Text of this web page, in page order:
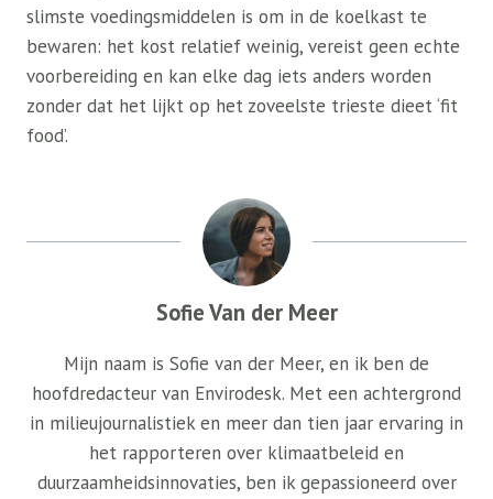
slimste voedingsmiddelen is om in de koelkast te
bewaren: het kost relatief weinig, vereist geen echte
voorbereiding en kan elke dag iets anders worden
zonder dat het lijkt op het zoveelste trieste dieet ‘fit
food’.
Sofie Van der Meer
Mijn naam is Sofie van der Meer, en ik ben de
hoofdredacteur van Envirodesk. Met een achtergrond
in milieujournalistiek en meer dan tien jaar ervaring in
het rapporteren over klimaatbeleid en
duurzaamheidsinnovaties, ben ik gepassioneerd over